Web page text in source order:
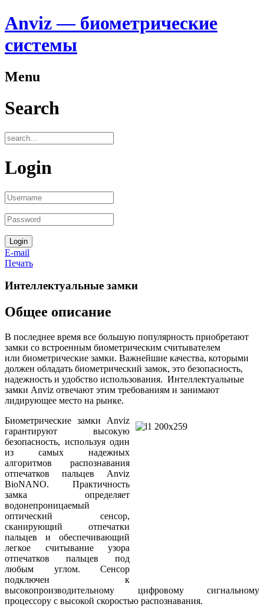
Anviz — биометрические
системы
Menu
Search
Login
E-mail
Печать
Интеллектуальные замки
Общее описание
В последнее время все большую популярность приобретают
замки со встроенным биометрическим считывателем
или биометрические замки. Важнейшие качества, которыми
должен обладать биометрический замок, это безопасность,
надежность и удобство использования. Интеллектуальные
замки Anviz отвечают этим требованиям и занимают
лидирующее место на рынке.
Биометрические замки Anviz
гарантируют высокую
безопасность, используя один
из самых надежных
алгоритмов распознавания
отпечатков пальцев Anviz
BioNANO. Практичность
замка определяет
водонепроницаемый
оптический сенсор,
сканирующий отпечатки
пальцев и обеспечивающий
легкое считывание узора
отпечатков пальцев под
любым углом. Сенсор
подключен к
высокопроизводительному цифровому сигнальному
процессору с высокой скоростью распознавания.